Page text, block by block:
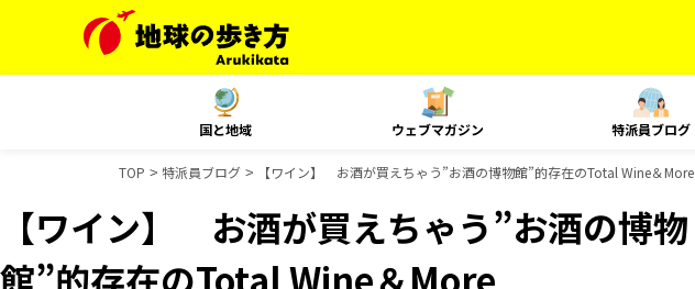
国と地域 ウェブマガジン 特派員ブログ
TOP 特派員ブログ 【ワイン】 お酒が買えちゃう”お酒の博物館”的存在のTotal Wine＆More
【ワイン】 お酒が買えちゃう”お酒の博物